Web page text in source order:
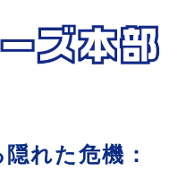
れた危機：